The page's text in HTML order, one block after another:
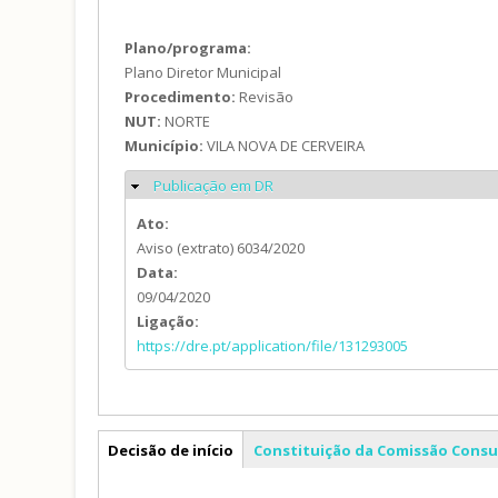
Plano/programa:
Plano Diretor Municipal
Procedimento: Revisão
NUT: NORTE
Município:VILA NOVA DE CERVEIRA
Ocultar
Publicação em DR
Ato:
Aviso (extrato) 6034/2020
Data:
09/04/2020
Ligação:
https://dre.pt/application/file/131293005
PDM
Decisão de início Constituição da Comissão